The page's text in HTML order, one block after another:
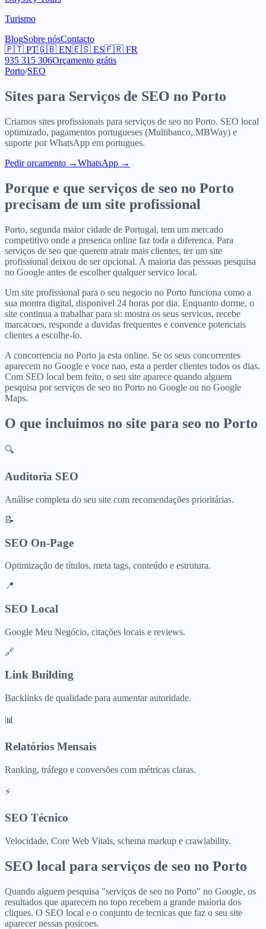
Turismo
BlogSobre nósContacto
🇵🇹 PT🇬🇧 EN🇪🇸 ES🇫🇷 FR
935 315 306Orçamento grátis
Porto/SEO
Sites para Serviços de SEO no Porto
Criamos sites profissionais para serviços de seo no Porto. SEO local
optimizado, pagamentos portugueses (Multibanco, MBWay) e
suporte por WhatsApp em portugues.
Pedir orcamento →WhatsApp →
Porque e que serviços de seo no Porto
precisam de um site profissional
Porto, segunda maior cidade de Portugal, tem um mercado
competitivo onde a presenca online faz toda a diferenca. Para
serviços de seo que querem atrair mais clientes, ter um site
profissional deixou de ser opcional. A maioria das pessoas pesquisa
no Google antes de escolher qualquer servico local.
Um site profissional para o seu negocio no Porto funciona como a
sua montra digital, disponivel 24 horas por dia. Enquanto dorme, o
site continua a trabalhar para si: mostra os seus servicos, recebe
marcacoes, responde a duvidas frequentes e convence potenciais
clientes a escolhe-lo.
A concorrencia no Porto ja esta online. Se os seus concorrentes
aparecem no Google e voce nao, esta a perder clientes todos os dias.
Com SEO local bem feito, o seu site aparece quando alguem
pesquisa por serviços de seo no Porto no Google ou no Google
Maps.
O que incluimos no site para seo no Porto
🔍
Auditoria SEO
Análise completa do seu site com recomendações prioritárias.
📝
SEO On-Page
Optimização de títulos, meta tags, conteúdo e estrutura.
📍
SEO Local
Google Meu Negócio, citações locais e reviews.
🔗
Link Building
Backlinks de qualidade para aumentar autoridade.
📊
Relatórios Mensais
Ranking, tráfego e conversões com métricas claras.
⚡
SEO Técnico
Velocidade, Core Web Vitals, schema markup e crawlability.
SEO local para serviços de seo no Porto
Quando alguem pesquisa "serviços de seo no Porto" no Google, os
resultados que aparecem no topo recebem a grande maioria dos
cliques. O SEO local e o conjunto de tecnicas que faz o seu site
aparecer nessas posicoes.